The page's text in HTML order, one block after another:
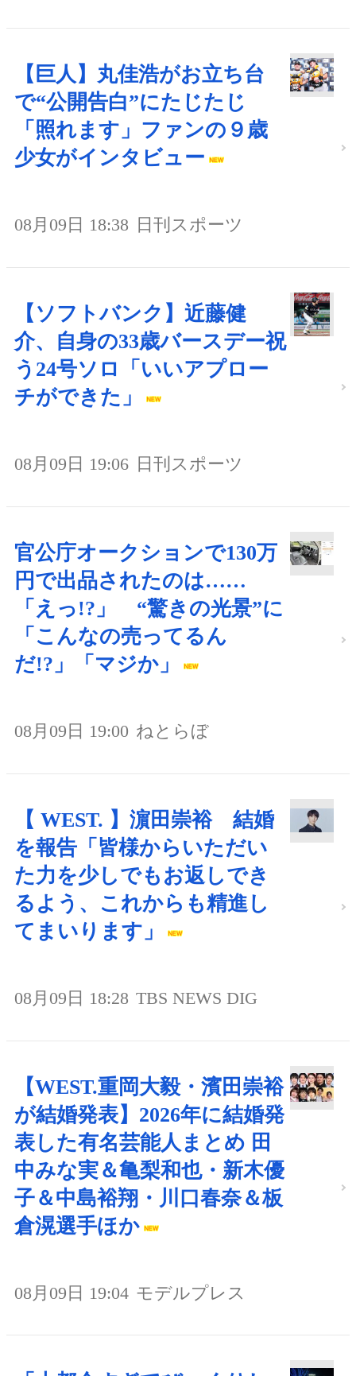
【巨人】丸佳浩がお立ち台
で“公開告白”にたじたじ
「照れます」ファンの９歳
少女がインタビュー
08月09日 18:38 日刊スポーツ
【ソフトバンク】近藤健
介、自身の33歳バースデー祝
う24号ソロ「いいアプロー
チができた」
08月09日 19:06 日刊スポーツ
官公庁オークションで130万
円で出品されたのは……
「えっ!?」 “驚きの光景”に
「こんなの売ってるん
だ!?」「マジか」
08月09日 19:00 ねとらぼ
【 WEST. 】濵田崇裕 結婚
を報告「皆様からいただい
た力を少しでもお返しでき
るよう、これからも精進し
てまいります」
08月09日 18:28 TBS NEWS DIG
【WEST.重岡大毅・濱田崇裕
が結婚発表】2026年に結婚発
表した有名芸能人まとめ 田
中みな実＆亀梨和也・新木優
子＆中島裕翔・川口春奈＆板
倉滉選手ほか
08月09日 19:04 モデルプレス